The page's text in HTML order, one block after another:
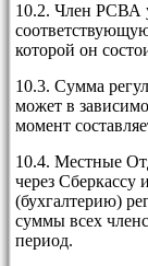
10.2. Член РСВА
которой он
10.3. Сумма
может в
момент
10.4. Местные
через
(бухгалтерию)
суммы всех
период.